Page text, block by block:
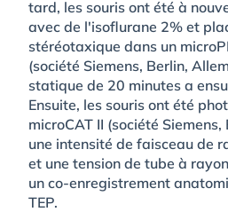
tard, les souris ont été à
avec de l'isoflurane 2% et
stéréotaxique dans un
(société Siemens, Berlin,
statique de 20 minutes a
Ensuite, les souris ont été
microCAT II (société
une intensité de faisceau de
et une tension de tube à
un co-enregistrement
TEP.